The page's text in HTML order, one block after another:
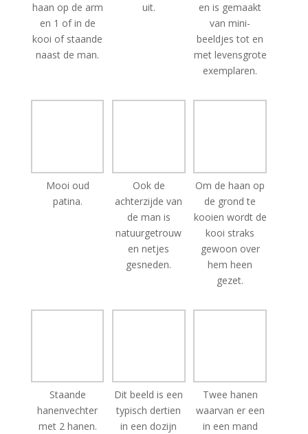
kooi of staande
naast de man.
beeldjes tot en
met levensgrote
exemplaren.
patina.
achterzijde van
de man is
natuurgetrouw
en netjes
gesneden.
de grond te
kooien wordt de
kooi straks
gewoon over
hem heen
gezet.
hanenvechter
met 2 hanen.
typisch dertien
in een dozijn
beeld. Puur
toeristen beeld.
waarvan er een
in een mand
gedragen wordt.